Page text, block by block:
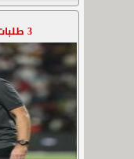
3 طلبات لجيرارد من النصر والهلال